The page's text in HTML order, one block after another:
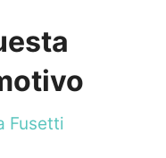
Fusetti